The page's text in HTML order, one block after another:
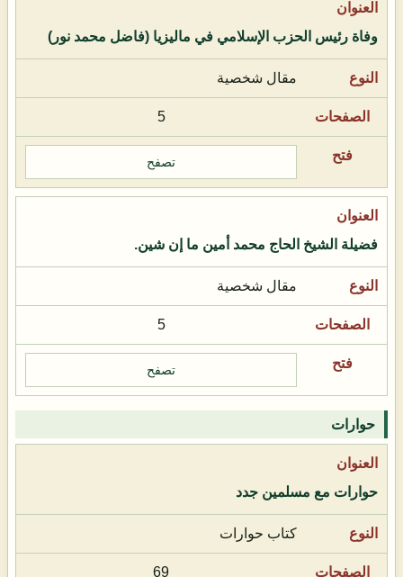
وفاة رئيس الحزب الإسلامي في ماليزيا (فاضل محمد نور)
مقال شخصية
5
تصفح
فضيلة الشيخ الحاج محمد أمين ما إن شين.
مقال شخصية
5
تصفح
حوارات
حوارات مع مسلمين جدد
كتاب حوارات
69